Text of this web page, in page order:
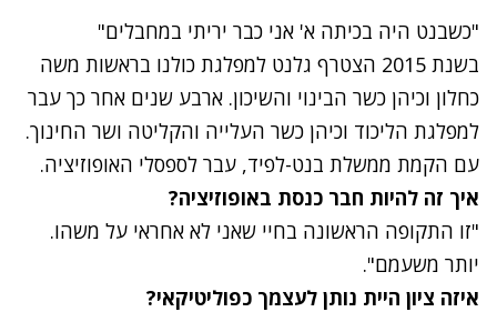
"כשבנט היה בכיתה א' אני כבר יריתי במחבלים"
בשנת 2015 הצטרף גלנט למפלגת כולנו בראשות משה
כחלון וכיהן כשר הבינוי והשיכון. ארבע שנים אחר כך עבר
למפלגת הליכוד וכיהן כשר העלייה והקליטה ושר החינוך.
עם הקמת ממשלת בנט-לפיד, עבר לספסלי האופוזיציה.
איך זה להיות חבר כנסת באופוזיציה?
"זו התקופה הראשונה בחיי שאני לא אחראי על משהו.
יותר משעמם".
איזה ציון היית נותן לעצמך כפוליטיקאי?